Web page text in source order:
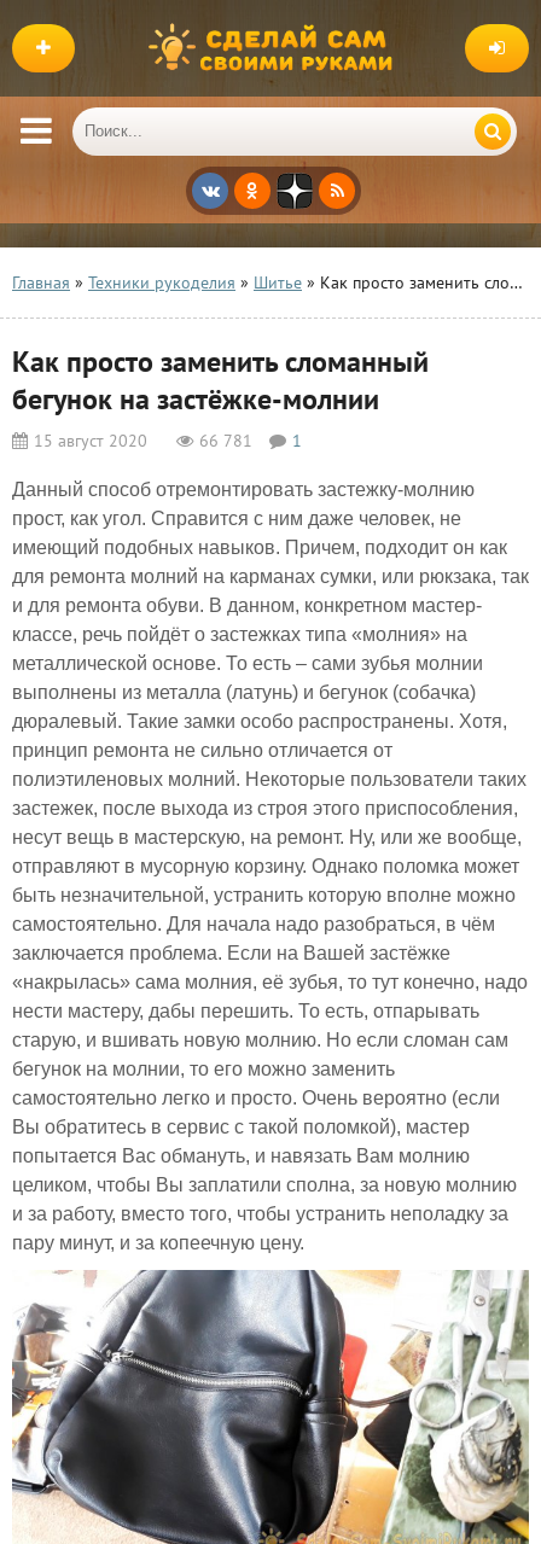
Главная » Техники рукоделия » Шитье » Как просто заменить сломанный бегунок на застёжке-молнии
Как просто заменить сломанный
бегунок на застёжке-молнии
15 август 2020 66 781 1
Данный способ отремонтировать застежку-молнию
прост, как угол. Справится с ним даже человек, не
имеющий подобных навыков. Причем, подходит он как
для ремонта молний на карманах сумки, или рюкзака, так
и для ремонта обуви. В данном, конкретном мастер-
классе, речь пойдёт о застежках типа «молния» на
металлической основе. То есть – сами зубья молнии
выполнены из металла (латунь) и бегунок (собачка)
дюралевый. Такие замки особо распространены. Хотя,
принцип ремонта не сильно отличается от
полиэтиленовых молний. Некоторые пользователи таких
застежек, после выхода из строя этого приспособления,
несут вещь в мастерскую, на ремонт. Ну, или же вообще,
отправляют в мусорную корзину. Однако поломка может
быть незначительной, устранить которую вполне можно
самостоятельно. Для начала надо разобраться, в чём
заключается проблема. Если на Вашей застёжке
«накрылась» сама молния, её зубья, то тут конечно, надо
нести мастеру, дабы перешить. То есть, отпарывать
старую, и вшивать новую молнию. Но если сломан сам
бегунок на молнии, то его можно заменить
самостоятельно легко и просто. Очень вероятно (если
Вы обратитесь в сервис с такой поломкой), мастер
попытается Вас обмануть, и навязать Вам молнию
целиком, чтобы Вы заплатили сполна, за новую молнию
и за работу, вместо того, чтобы устранить неполадку за
пару минут, и за копеечную цену.